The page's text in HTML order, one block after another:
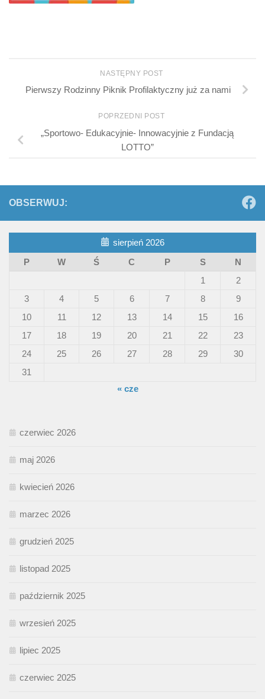
NASTĘPNY POST
Pierwszy Rodzinny Piknik Profilaktyczny już za nami
POPRZEDNI POST
„Sportowo- Edukacyjnie- Innowacyjnie z Fundacją
LOTTO”
OBSERWUJ:
sierpień 2026
P
W Ś C P S
N
1
2
3
4 5 6 7 8
9
10
11 12 13 14 15
16
17
18 19 20 21 22
23
24
25 26 27 28 29
30
31
« cze
czerwiec 2026
maj 2026
kwiecień 2026
marzec 2026
grudzień 2025
listopad 2025
październik 2025
wrzesień 2025
lipiec 2025
czerwiec 2025